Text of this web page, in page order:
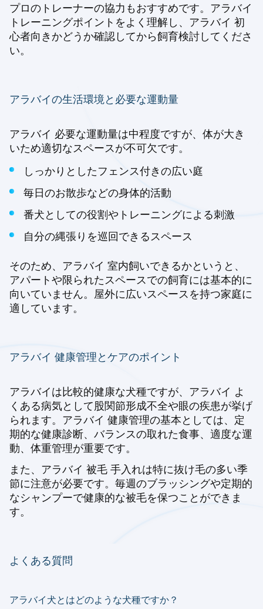
プロのトレーナーの協力もおすすめです。アラバイ
トレーニングポイントをよく理解し、アラバイ 初
心者向きかどうか確認してから飼育検討してくださ
い。
アラバイの生活環境と必要な運動量
アラバイ 必要な運動量は中程度ですが、体が大き
いため適切なスペースが不可欠です。
しっかりとしたフェンス付きの広い庭
毎日のお散歩などの身体的活動
番犬としての役割やトレーニングによる刺激
自分の縄張りを巡回できるスペース
そのため、アラバイ 室内飼いできるかというと、
アパートや限られたスペースでの飼育には基本的に
向いていません。屋外に広いスペースを持つ家庭に
適しています。
アラバイ 健康管理とケアのポイント
アラバイは比較的健康な犬種ですが、アラバイ よ
くある病気として股関節形成不全や眼の疾患が挙げ
られます。アラバイ 健康管理の基本としては、定
期的な健康診断、バランスの取れた食事、適度な運
動、体重管理が重要です。
また、アラバイ 被毛 手入れは特に抜け毛の多い季
節に注意が必要です。毎週のブラッシングや定期的
なシャンプーで健康的な被毛を保つことができま
す。
よくある質問
アラバイ犬とはどのような犬種ですか？